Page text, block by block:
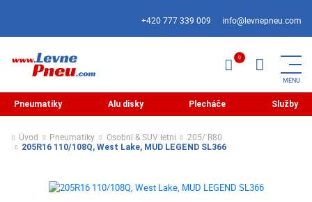
+420 777 339 009 info@levnepneu.com
Pneumatiky Alu disky Plecháče Služby
Úvod Pneumatiky Osobní & SUV letní 205/ R80
205R16 110/108Q, West Lake, MUD LEGEND SL366